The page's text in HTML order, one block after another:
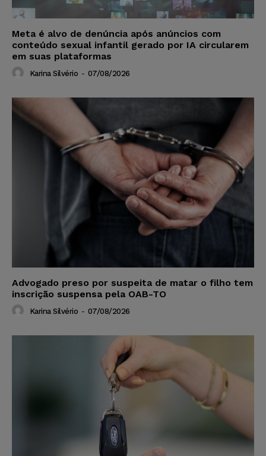
Meta é alvo de denúncia após anúncios com
conteúdo sexual infantil gerado por IA circularem
em suas plataformas
Karina Silvério - 07/08/2026
Advogado preso por suspeita de matar o filho tem
inscrição suspensa pela OAB-TO
Karina Silvério - 07/08/2026